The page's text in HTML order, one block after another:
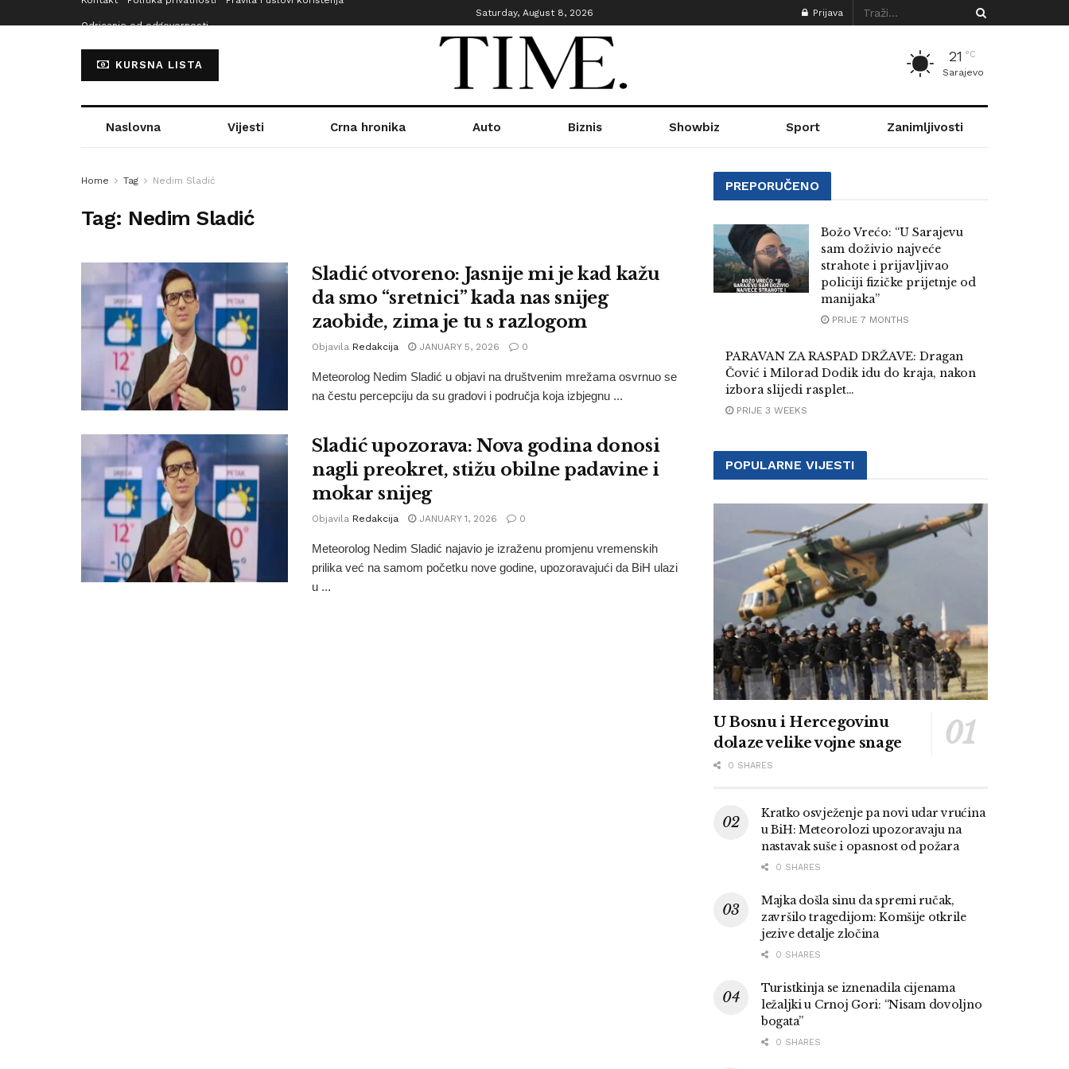
Odricanje od odgovornosti
Saturday, August 8, 2026 Prijava
KURSNA LISTA
21 °C
Sarajevo
Naslovna Vijesti Crna hronika Auto Biznis Showbiz Sport Zanimljivosti
Home Tag Nedim Sladić
Tag: Nedim Sladić
Sladić otvoreno: Jasnije mi je kad kažu
da smo “sretnici” kada nas snijeg
zaobiđe, zima je tu s razlogom
Objavila Redakcija JANUARY 5, 2026 0
Meteorolog Nedim Sladić u objavi na društvenim mrežama osvrnuo se
na čestu percepciju da su gradovi i područja koja izbjegnu ...
Sladić upozorava: Nova godina donosi
nagli preokret, stižu obilne padavine i
mokar snijeg
Objavila Redakcija JANUARY 1, 2026 0
Meteorolog Nedim Sladić najavio je izraženu promjenu vremenskih
prilika već na samom početku nove godine, upozoravajući da BiH ulazi
u ...
PREPORUČENO
Božo Vrećo: “U Sarajevu
sam doživio najveće
strahote i prijavljivao
policiji fizičke prijetnje od
manijaka”
PRIJE 7 MONTHS
PARAVAN ZA RASPAD DRŽAVE: Dragan
Čović i Milorad Dodik idu do kraja, nakon
izbora slijedi rasplet…
PRIJE 3 WEEKS
POPULARNE VIJESTI
U Bosnu i Hercegovinu
dolaze velike vojne snage
0 SHARES
Kratko osvježenje pa novi udar vrućina
u BiH: Meteorolozi upozoravaju na
nastavak suše i opasnost od požara
0 SHARES
Majka došla sinu da spremi ručak,
završilo tragedijom: Komšije otkrile
jezive detalje zločina
0 SHARES
Turistkinja se iznenadila cijenama
ležaljki u Crnoj Gori: “Nisam dovoljno
bogata”
0 SHARES